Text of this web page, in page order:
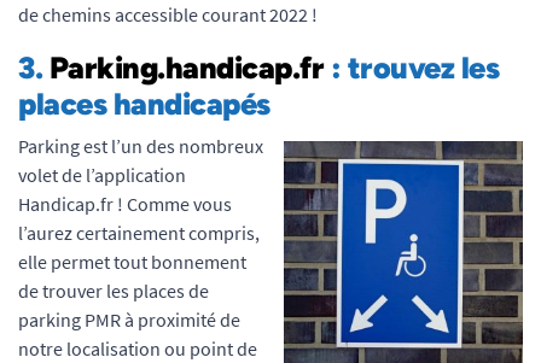
de chemins accessible courant 2022 !
3. Parking.handicap.fr: trouvez les
places handicapés
Parking est l’un des nombreux
volet de l’application
Handicap.fr ! Comme vous
l’aurez certainement compris,
elle permet tout bonnement
de trouver les places de
parking PMR à proximité de
notre localisation ou point de